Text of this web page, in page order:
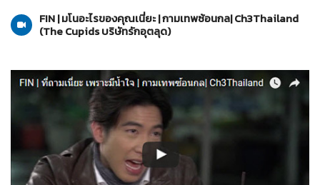
FIN | มโนอะไรของคุณเนี่ยะ | กามเทพซ้อนกล| Ch3Thailand
(The Cupids บริษัทรักอุตลุด)